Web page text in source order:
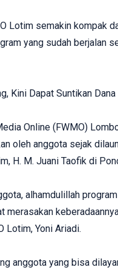
Lotim semakin kompak
yang sudah berjalan
Kini Dapat Suntikan Dana
Online (FWMO)
oleh anggota sejak
H. M. Juani Taofik di
alhamdulillah
merasakan
Lotim, Yoni Ariadi.
anggota yang bisa